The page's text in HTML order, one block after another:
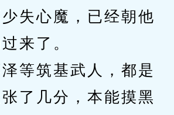
失心魔，已经朝他
来了。
筑基武人，都是
了几分，本能摸黑